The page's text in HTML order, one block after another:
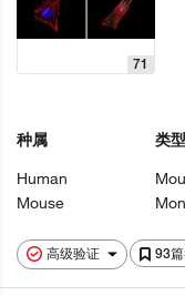
高级验证 93
71
种属
Human
Mouse
类型